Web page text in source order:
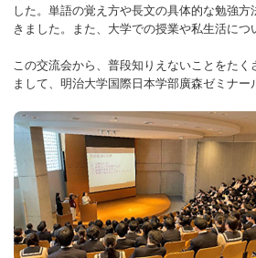
した。単語の覚え方や長文の具体的な勉強
きました。また、大学での授業や私生活につ
この交流会から、普段知りえないことをた
まして、明治大学国際日本学部廣森ゼミナー